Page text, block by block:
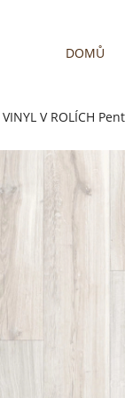
DOMŮ
VINYL V ROLÍCH